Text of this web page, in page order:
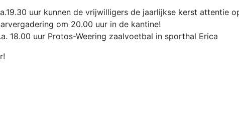
uur kunnen de vrijwilligers de jaarlijkse kerst attentie
om 20.00 uur in de kantine!
18.00 uur Protos-Weering zaalvoetbal in sporthal Erica